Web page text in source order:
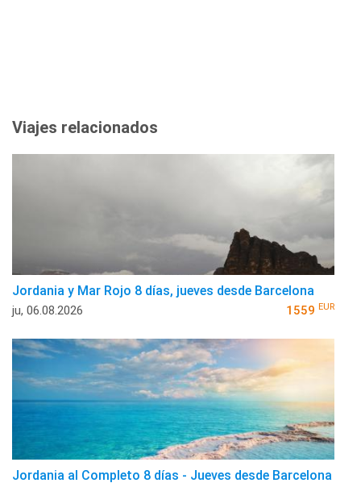
Viajes relacionados
Jordania y Mar Rojo 8 días, jueves desde Barcelona
ju, 06.08.2026 1559 EUR
Jordania al Completo 8 días - Jueves desde Barcelona